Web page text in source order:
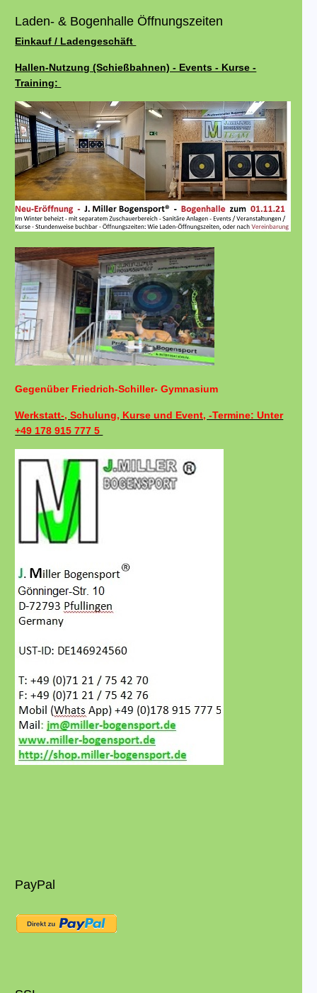
Laden- & Bogenhalle Öffnungszeiten
Einkauf / Ladengeschäft
Hallen-Nutzung (Schießbahnen) - Events - Kurse -
Training:
Gegenüber Friedrich-Schiller- Gymnasium
Werkstatt-, Schulung, Kurse und Event, -Termine: Unter
+49 178 915 777 5
PayPal